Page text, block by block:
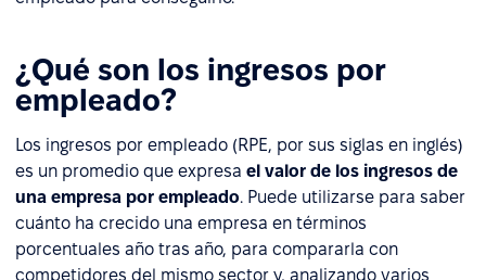
¿Qué son los ingresos por
empleado?
Los ingresos por empleado (RPE, por sus siglas en inglés)
es un promedio que expresa el valor de los ingresos de
una empresa por empleado. Puede utilizarse para saber
cuánto ha crecido una empresa en términos
porcentuales año tras año, para compararla con
competidores del mismo sector y, analizando varios